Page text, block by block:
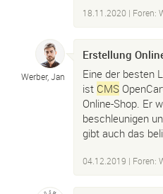
18.11.2020 | Foren:
Werber, Jan
Erstellung
Eine der besten
ist CMS
Online-Shop. Er
beschleunigen
gibt auch das
04.12.2019 | Foren: